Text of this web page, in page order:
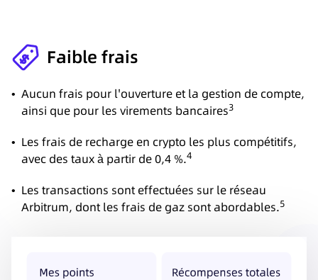
Faible frais
• Aucun frais pour l'ouverture et la gestion de compte,
ainsi que pour les virements bancaires3
• Les frais de recharge en crypto les plus compétitifs,
avec des taux à partir de 0,4 %.4
• Les transactions sont effectuées sur le réseau
Arbitrum, dont les frais de gaz sont abordables.5